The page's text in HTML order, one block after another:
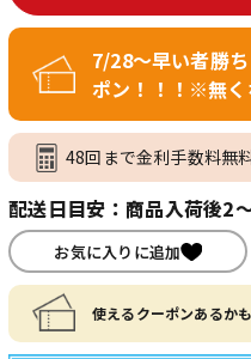
7/28～早い者勝
ポン！！！※無く
48回まで金利手数料無
配送日目安：商品入荷後2
お気に入りに追加
使えるクーポンあるか